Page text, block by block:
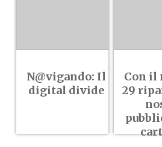
N@vigando: Il
digital divide
Con il
29